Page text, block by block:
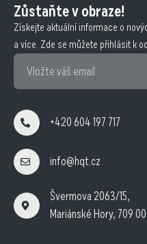
Zůstaňte v obraze!
Získejte aktuální informace o
a více. Zde se můžete přihlásit k
+420 604 197 717
info@hqt.cz
Švermova 2063/15,
Mariánské Hory, 709